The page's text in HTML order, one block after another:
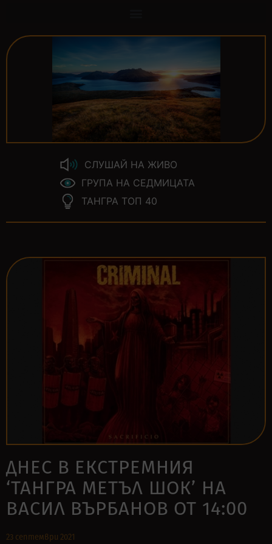
СЛУШАЙ НА ЖИВО
ГРУПА НА СЕДМИЦАТА
ТАНГРА ТОП 40
ДНЕС В ЕКСТРЕМНИЯ
‘ТАНГРА МЕТЪЛ ШОК’ НА
ВАСИЛ ВЪРБАНОВ ОТ 14:00
23 септември 2021